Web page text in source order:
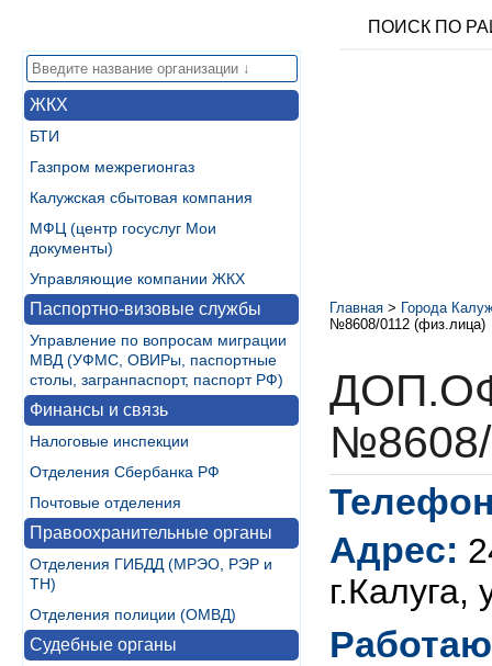
ПОИСК ПО
ЖКХ
БТИ
Газпром межрегионгаз
Калужская сбытовая компания
МФЦ (центр госуслуг Мои
документы)
Управляющие компании ЖКХ
Паспортно-визовые службы
Управление по вопросам миграции
МВД (УФМС, ОВИРы, паспортные
столы, загранпаспорт, паспорт РФ)
Финансы и связь
Налоговые инспекции
Отделения Сбербанка РФ
Почтовые отделения
Правоохранительные органы
Отделения ГИБДД (МРЭО, РЭР и
ТН)
Отделения полиции (ОМВД)
Судебные органы
Главная > Города
№8608/0112 (физ.лица)
Адрес: